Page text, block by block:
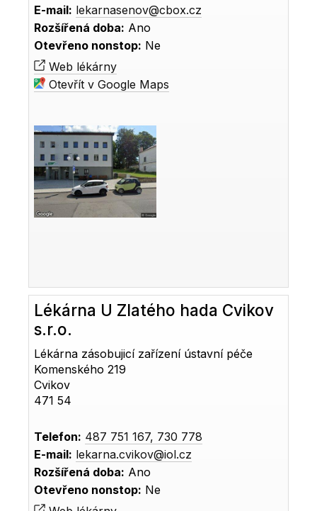
E-mail: lekarnasenov@cbox.cz
Rozšířená doba: Ano
Otevřeno nonstop: Ne
Web lékárny
Otevřít v Google Maps
Lékárna U Zlatého hada Cvikov
s.r.o.
Lékárna zásobujicí zařízení ústavní péče
Komenského 219
Cvikov
471 54
Telefon: 487 751 167, 730 778
E-mail: lekarna.cvikov@iol.cz
Rozšířená doba: Ano
Otevřeno nonstop: Ne